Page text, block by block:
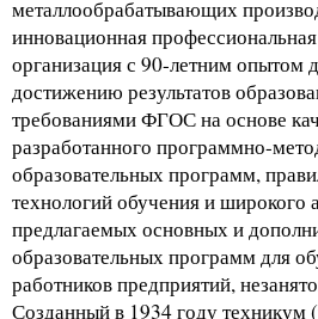
металлообрабатывающих
инновационная
организация с 90-летним опытом
достижению результатов
требованиями ФГОС на основе
разработанного программно-
образовательных программ,
технологий обучения и широкого
предлагаемых основных и
образовательных программ для
работников предприятий,
Созданный в 1934 году техникум